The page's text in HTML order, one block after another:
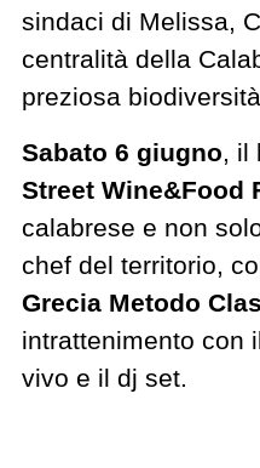
sindaci di Melissa,
centralità della
preziosa
Sabato 6 giugno, il
Street Wine&Food
calabrese e non
chef del territorio,
Grecia Metodo
intrattenimento con
vivo e il dj set.